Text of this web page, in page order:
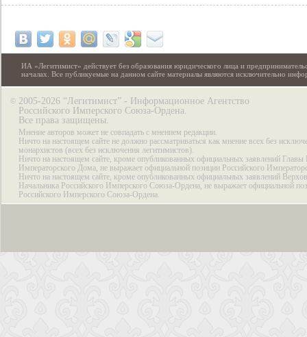
ИА «Легитимист» действует без образования юридического лица и
началах. Все публикуемые на данном сайте материалы являются исключительно
© 2005-2026 “Легитимист” - Информационное Агентство
Российского Имперского Союза-Ордена.
Все права защищены.
Мнение авторов может не совпадать с мнением редакции.
Ничто на настоящем сайте не должно рассматриваться как мнение всех без
монархистов (всех без исключения легитимистов).
Ничто на настоящем сайте, кроме опубликованных официальных заявлений Главы
Императорского Дома, не выражает официальной позиции Российского
Ничто на настоящем сайте, кроме опубликованных официальных заявлений
Начальника Российского Имперского Союза-Ордена, не выражает официальной
Российского Имперского Союза-Ордена.